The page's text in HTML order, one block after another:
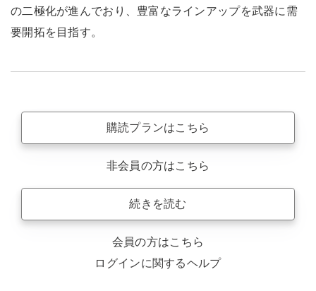
の二極化が進んでおり、豊富なラインアップを武器に需
要開拓を目指す。
購読プランはこちら
非会員の方はこちら
続きを読む
会員の方はこちら
ログインに関するヘルプ